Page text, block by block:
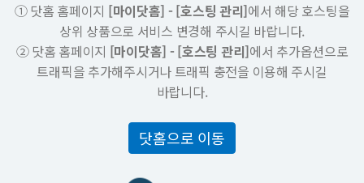
① 닷홈 홈페이지 [마이닷홈] - [호스팅 관리]에서 해당 호스팅을
상위 상품으로 서비스 변경해 주시길 바랍니다.
② 닷홈 홈페이지 [마이닷홈] - [호스팅 관리]에서 추가옵션으로
트래픽을 추가해주시거나 트래픽 충전을 이용해 주시길
바랍니다.
닷홈으로 이동